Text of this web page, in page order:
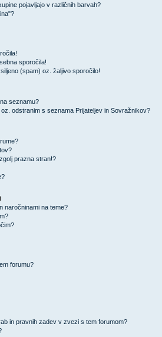
pojavljajo v različnih barvah?
sporočila!
(spam) oz. žaljivo sporočilo!
seznamu?
odstranim s seznama Prijateljev in Sovražnikov?
prazna stran!?
naročninami na teme?
forumu?
in pravnih zadev v zvezi s tem forumom?